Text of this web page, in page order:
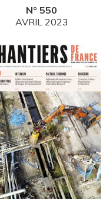
N° 550
AVRIL 2023